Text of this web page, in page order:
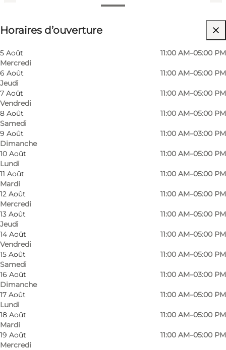
Voir les horaires d’ouverture
Horaires d’ouverture
5 Août
Mercredi
11:00 AM–05:00 PM
6 Août
Jeudi
11:00 AM–05:00 PM
7 Août
Vendredi
11:00 AM–05:00 PM
8 Août
Samedi
11:00 AM–05:00 PM
9 Août
Dimanche
11:00 AM–03:00 PM
10 Août
Lundi
11:00 AM–05:00 PM
11 Août
Mardi
11:00 AM–05:00 PM
12 Août
Mercredi
11:00 AM–05:00 PM
13 Août
Jeudi
11:00 AM–05:00 PM
14 Août
Vendredi
11:00 AM–05:00 PM
15 Août
Samedi
11:00 AM–05:00 PM
16 Août
Dimanche
11:00 AM–03:00 PM
17 Août
Lundi
11:00 AM–05:00 PM
18 Août
Mardi
11:00 AM–05:00 PM
19 Août
Mercredi
11:00 AM–05:00 PM
An exciting shop featuring carefully selected
products from ceramists and other artisans.
Own posters, local redesign, jewelry, books,
clothing, second hand, wine & champagne.
Gallery and coffee & wine café.
Open: Jun: Fri + Sat 11–17 and Sun 11–15. From Fri
Jun 19th open every day until Aug 30th: Mon–
Sat 11–17 and Sun 11–15.
Rest of the year: See: open2day.dk/samsoe
En savoir plus